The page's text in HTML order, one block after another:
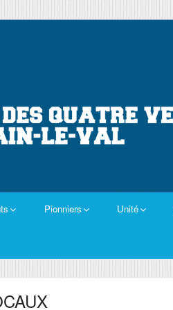
Pionniers Unité